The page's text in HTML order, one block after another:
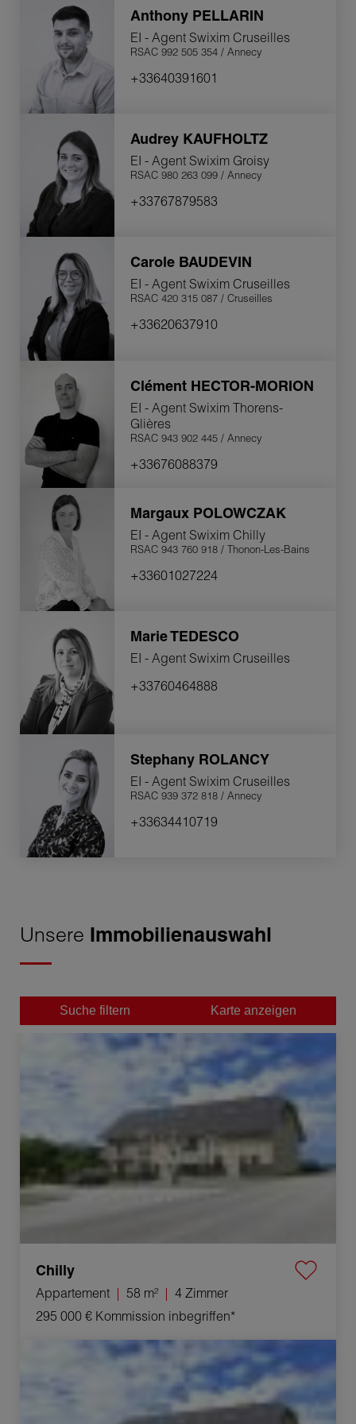
Anthony PELLARIN
EI - Agent Swixim Cruseilles
RSAC 992 505 354 / Annecy
+33640391601
Audrey KAUFHOLTZ
EI - Agent Swixim Groisy
RSAC 980 263 099 / Annecy
+33767879583
Carole BAUDEVIN
EI - Agent Swixim Cruseilles
RSAC 420 315 087 / Cruseilles
+33620637910
Clément HECTOR-MORION
EI - Agent Swixim Thorens-
Glières
RSAC 943 902 445 / Annecy
+33676088379
Margaux POLOWCZAK
EI - Agent Swixim Chilly
RSAC 943 760 918 / Thonon-Les-Bains
+33601027224
MarieTEDESCO
EI - Agent Swixim Cruseilles
+33760464888
Stephany ROLANCY
EI - Agent Swixim Cruseilles
RSAC 939 372 818 / Annecy
+33634410719
Unsere Immobilienauswahl
Suche filtern Karte anzeigen
Verkauf Appartement Chilly 4 Zimmer 58 m²
Chilly
Appartement 58 m²
4 Zimmer
295 000 € Kommission inbegriffen*
Verkauf Appartement Chilly 4 Zimmer 30 m²